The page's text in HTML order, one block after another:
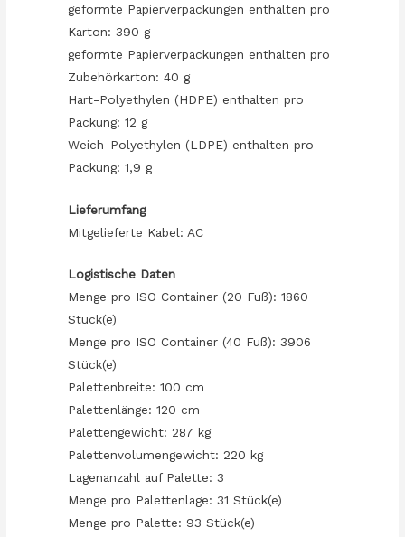
geformte Papierverpackungen enthalten pro
Karton: 390 g
geformte Papierverpackungen enthalten pro
Zubehörkarton: 40 g
Hart-Polyethylen (HDPE) enthalten pro
Packung: 12 g
Weich-Polyethylen (LDPE) enthalten pro
Packung: 1,9 g
Lieferumfang
Mitgelieferte Kabel: AC
Logistische Daten
Menge pro ISO Container (20 Fuß): 1860
Stück(e)
Menge pro ISO Container (40 Fuß): 3906
Stück(e)
Palettenbreite: 100 cm
Palettenlänge: 120 cm
Palettengewicht: 287 kg
Palettenvolumengewicht: 220 kg
Lagenanzahl auf Palette: 3
Menge pro Palettenlage: 31 Stück(e)
Menge pro Palette: 93 Stück(e)